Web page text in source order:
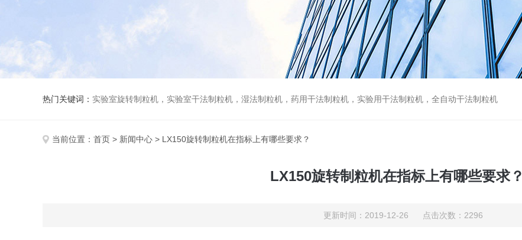
热门关键词： 实验室旋转制粒机，实验室干法制粒机，湿法制粒机，药用干法制粒机，实验用干法制粒机，全自动干法制粒机
当前位置： 首页 > 新闻中心 > LX150旋转制粒机在指标上有哪些要求？
LX150旋转制粒机在指标上有哪些要求？
更新时间：2019-12-26 点击次数：2296